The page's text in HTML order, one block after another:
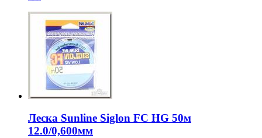
Леска Sunline Siglon FC HG 50м
12.0/0,600мм